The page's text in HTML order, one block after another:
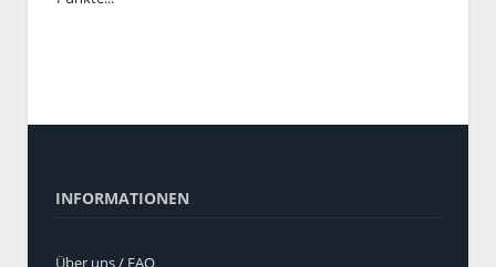
INFORMATIONEN
Über uns / FAQ